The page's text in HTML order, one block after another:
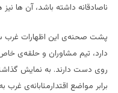
ناصادقانه داشته باشد، آن ها
پشت صحنه‌ی این اظهارات غرب
دارد، تیم مشاوران و حلقه‌ی
روی دست دارند. به نمایش
برابر مواضع اقتدارمئابانه‌ی